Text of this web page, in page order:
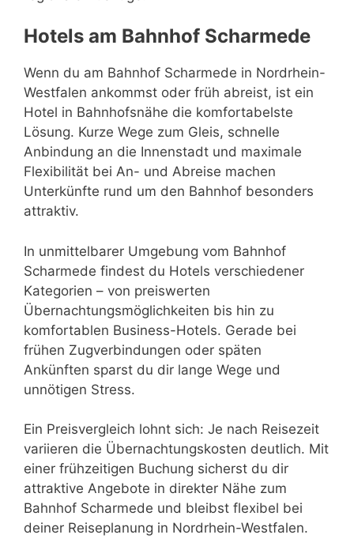
Hotels am Bahnhof Scharmede
Wenn du am Bahnhof Scharmede in Nordrhein-
Westfalen ankommst oder früh abreist, ist ein
Hotel in Bahnhofsnähe die komfortabelste
Lösung. Kurze Wege zum Gleis, schnelle
Anbindung an die Innenstadt und maximale
Flexibilität bei An- und Abreise machen
Unterkünfte rund um den Bahnhof besonders
attraktiv.
In unmittelbarer Umgebung vom Bahnhof
Scharmede findest du Hotels verschiedener
Kategorien – von preiswerten
Übernachtungsmöglichkeiten bis hin zu
komfortablen Business-Hotels. Gerade bei
frühen Zugverbindungen oder späten
Ankünften sparst du dir lange Wege und
unnötigen Stress.
Ein Preisvergleich lohnt sich: Je nach Reisezeit
variieren die Übernachtungskosten deutlich. Mit
einer frühzeitigen Buchung sicherst du dir
attraktive Angebote in direkter Nähe zum
Bahnhof Scharmede und bleibst flexibel bei
deiner Reiseplanung in Nordrhein-Westfalen.